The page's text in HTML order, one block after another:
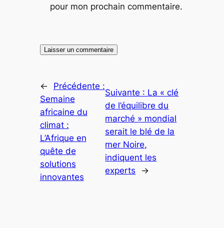
pour mon prochain commentaire.
←
Précédente :
Semaine
africaine du
climat :
L’Afrique en
quête de
solutions
innovantes
Suivante : La « clé
de l’équilibre du
marché » mondial
serait le blé de la
mer Noire,
indiquent les
experts
→